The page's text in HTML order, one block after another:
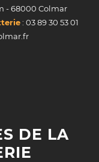
- 68000 Colmar
: 03 89 30 53 01
DE LA